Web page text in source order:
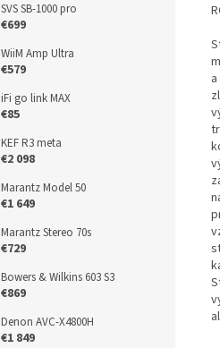
SVS SB-1000 pro
€699
WiiM Amp Ultra
€579
iFi go link MAX
€85
KEF R3 meta
€2 098
Marantz Model 50
€1 649
Marantz Stereo 70s
€729
Bowers & Wilkins 603 S3
€869
Denon AVC-X4800H
€1 849